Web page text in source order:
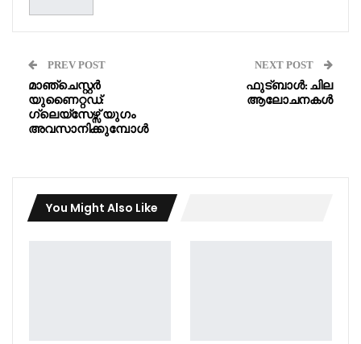
PREV POST
മാഞ്ചെസ്റ്റർ
യുണൈറ്റഡ്:
ഗ്ലെയ്സേഴ്സ് യുഗം
അവസാനിക്കുമ്പോൾ
NEXT POST
ഫുട്ബാൾ: ചില
ആലോചനകൾ
You Might Also Like